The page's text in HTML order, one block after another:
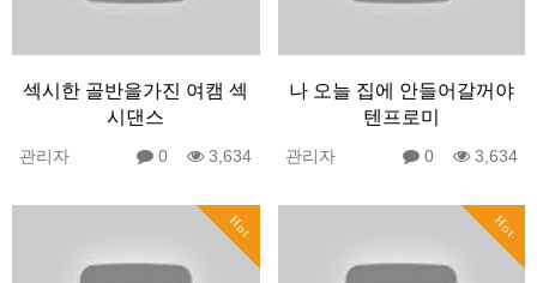
섹시한 골반을가진 여캠 섹
시댄스
관리자 0 3,634
나 오늘 집에 안들어갈꺼야
텐프로미
관리자 0 3,634
Hot Hot